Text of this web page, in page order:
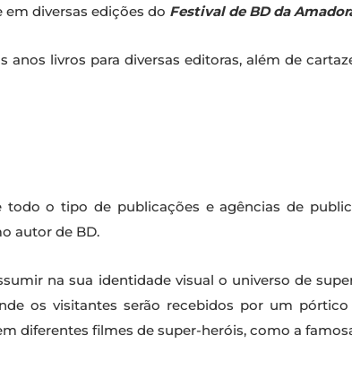
diversas edições do Festival de BD da
livros para diversas editoras, além de
o tipo de publicações e agências de
autor de BD.
na sua identidade visual o universo de
os visitantes serão recebidos por um
diferentes filmes de super-heróis, como a